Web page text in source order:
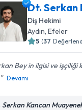
Dt. Serkan
Diş Hekimi
Aydın , Efeler
5 (37
Bey in ilgisi ve işçiliği
Devamı
Serkan Kancan